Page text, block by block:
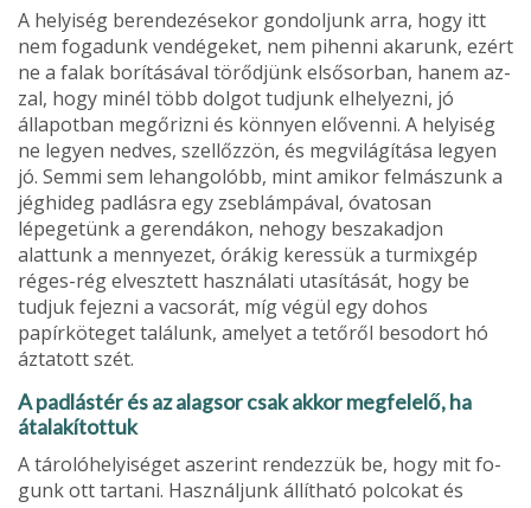
A helyiség berendezésekor gondoljunk arra, hogy itt
nem fogadunk vendégeket, nem pihenni akarunk, ezért
ne a falak borí­tásával törődjünk elsősorban, hanem az­
zal, hogy minél több dolgot tudjunk elhe­lyezni, jó
állapotban megőrizni és könnyen elővenni. A helyiség
ne legyen nedves, szellőzzön, és megvilágítása legyen
jó. Semmi sem lehangolóbb, mint amikor fel­mászunk a
jéghideg padlásra egy zseblám­pával, óvatosan
lépegetünk a gerendákon, nehogy beszakadjon
alattunk a mennye­zet, órákig keressük a turmixgép
réges-rég elvesztett használati utasítását, hogy be
tudjuk fejezni a vacsorát, míg végül egy dohos
papírköteget találunk, amelyet a te­tőről besodort hó
áztatott szét.
A padlástér és az alagsor csak akkor megfelelő, ha
átalakítottuk
A tárolóhelyi­séget aszerint rendezzük be, hogy mit fo­
gunk ott tartani. Használjunk állítható pol­cokat és